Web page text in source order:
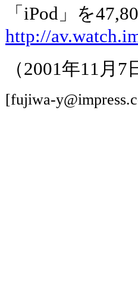
「iPod」を
http://
（2001年11月7
[fujiwa-